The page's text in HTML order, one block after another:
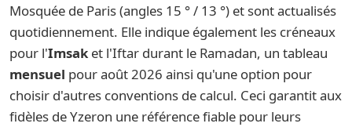
Mosquée de Paris (angles 15 ° / 13 °) et sont actualisés
quotidiennement. Elle indique également les créneaux
pour l'Imsak et l'Iftar durant le Ramadan, un tableau
mensuel pour août 2026 ainsi qu'une option pour
choisir d'autres conventions de calcul. Ceci garantit aux
fidèles de Yzeron une référence fiable pour leurs